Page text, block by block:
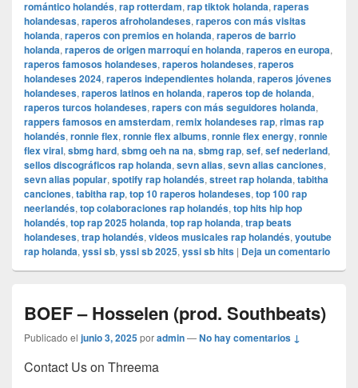
romántico holandés, rap rotterdam, rap tiktok holanda, raperas
holandesas, raperos afroholandeses, raperos con más visitas
holanda, raperos con premios en holanda, raperos de barrio
holanda, raperos de origen marroquí en holanda, raperos en europa,
raperos famosos holandeses, raperos holandeses, raperos
holandeses 2024, raperos independientes holanda, raperos jóvenes
holandeses, raperos latinos en holanda, raperos top de holanda,
raperos turcos holandeses, rapers con más seguidores holanda,
rappers famosos en amsterdam, remix holandeses rap, rimas rap
holandés, ronnie flex, ronnie flex albums, ronnie flex energy, ronnie
flex viral, sbmg hard, sbmg oeh na na, sbmg rap, sef, sef nederland,
sellos discográficos rap holanda, sevn alias, sevn alias canciones,
sevn alias popular, spotify rap holandés, street rap holanda, tabitha
canciones, tabitha rap, top 10 raperos holandeses, top 100 rap
neerlandés, top colaboraciones rap holandés, top hits hip hop
holandés, top rap 2025 holanda, top rap holanda, trap beats
holandeses, trap holandés, videos musicales rap holandés, youtube
rap holanda, yssi sb, yssi sb 2025, yssi sb hits | Deja un comentario
BOEF – Hosselen (prod. Southbeats)
Publicado el junio 3, 2025poradmin—No hay comentarios ↓
Contact Us on Threema